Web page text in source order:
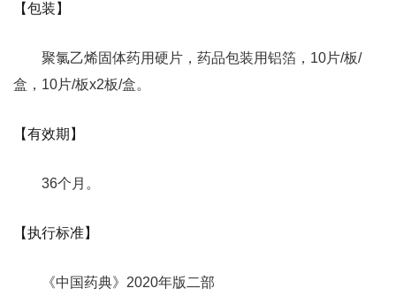
【包装】
聚氯乙烯固体药用硬片，药品包装用铝箔，10片/板/
盒，10片/板x2板/盒。
【有效期】
36个月。
【执行标准】
《中国药典》2020年版二部